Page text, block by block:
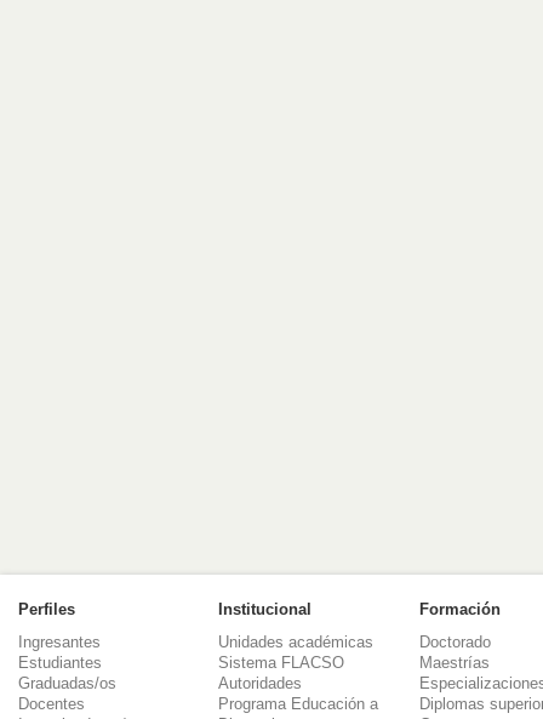
Perfiles
Ingresantes
Estudiantes
Graduadas/os
Docentes
Institucional
Unidades académicas
Sistema FLACSO
Autoridades
Programa Educación a
Formación
Doctorado
Maestrías
Diplomas